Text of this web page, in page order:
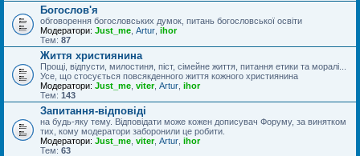
Богослов'я
обговорення богословських думок, питань богословської освіти
Модератори: Just_me Artur ihor
Тем: 87
Життя християнина
Прощі, відпусти, милостиня, піст, сімейне життя, питання етики та моралі...
Усе, що стосується повсякденного життя кожного християнина
Модератори: Just_me viter, Artur ihor
Тем: 143
Запитання-відповіді
на будь-яку тему. Відповідати може кожен дописувач Форуму, за винятком
тих, кому модератори заборонили це робити.
Модератори: Just_me viter, Artur ihor
Тем: 63